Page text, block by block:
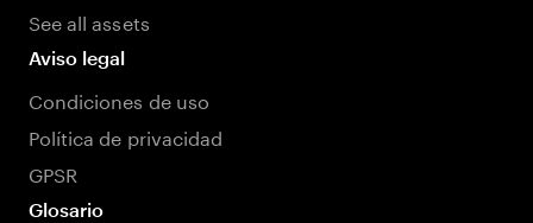
See all assets
Aviso legal
Condiciones de uso
Política de privacidad
GPSR
Glosario